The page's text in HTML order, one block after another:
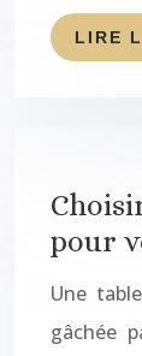
LIRE
pour
Une
gâchée